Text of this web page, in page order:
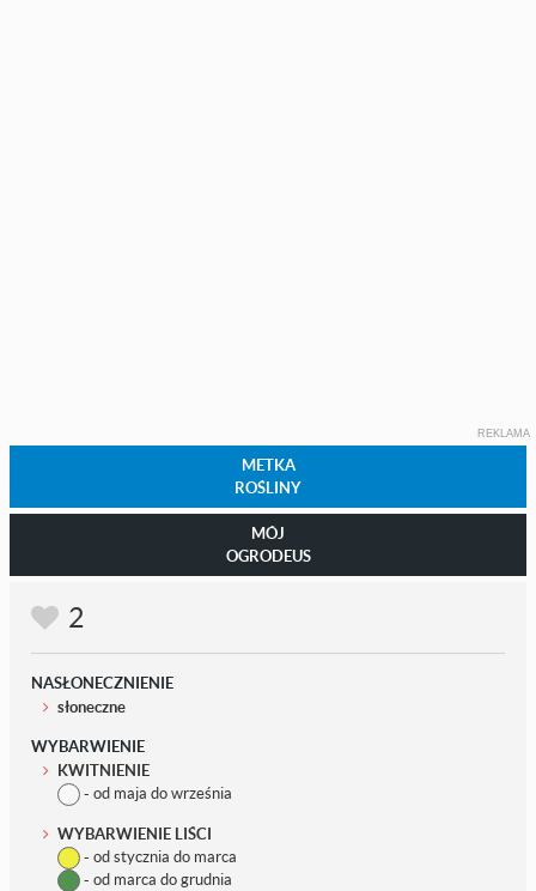
REKLAMA
METKA
ROŚLINY
MÓJ
OGRODEUS
2
NASŁONECZNIENIE
słoneczne
WYBARWIENIE
KWITNIENIE
- od maja do września
WYBARWIENIE LIŚCI
- od stycznia do marca
- od marca do grudnia